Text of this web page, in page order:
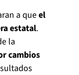
a queel
estatal.
la
cambios